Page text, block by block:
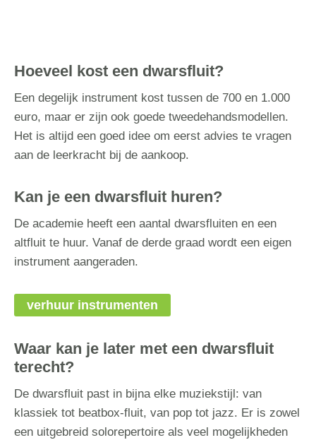
Hoeveel kost een dwarsfluit?
Een degelijk instrument kost tussen de 700 en 1.000
euro, maar er zijn ook goede tweedehandsmodellen.
Het is altijd een goed idee om eerst advies te vragen
aan de leerkracht bij de aankoop.
Kan je een dwarsfluit huren?
De academie heeft een aantal dwarsfluiten en een
altfluit te huur. Vanaf de derde graad wordt een eigen
instrument aangeraden.
verhuur instrumenten
Waar kan je later met een dwarsfluit
terecht?
De dwarsfluit past in bijna elke muziekstijl: van
klassiek tot beatbox-fluit, van pop tot jazz. Er is zowel
een uitgebreid solorepertoire als veel mogelijkheden